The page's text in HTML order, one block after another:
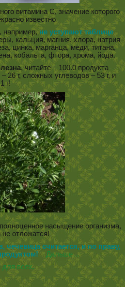
витамина С, значение которого
известно
например,не уступают таблице
кальция, магния. хлора, натрия
цинка, марганца, меди, титана,
кобальта, фтора, хрома, йода.
, читайте – 100.0 продукта
26 г, сложных углеводов – 53 г, и
г!
насыщение организма,
отложатся!
считается, и по праву,
Дальше…
для всех.